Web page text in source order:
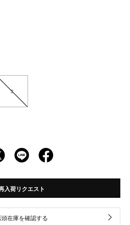
3
入荷リクエスト
頭在庫を確認する